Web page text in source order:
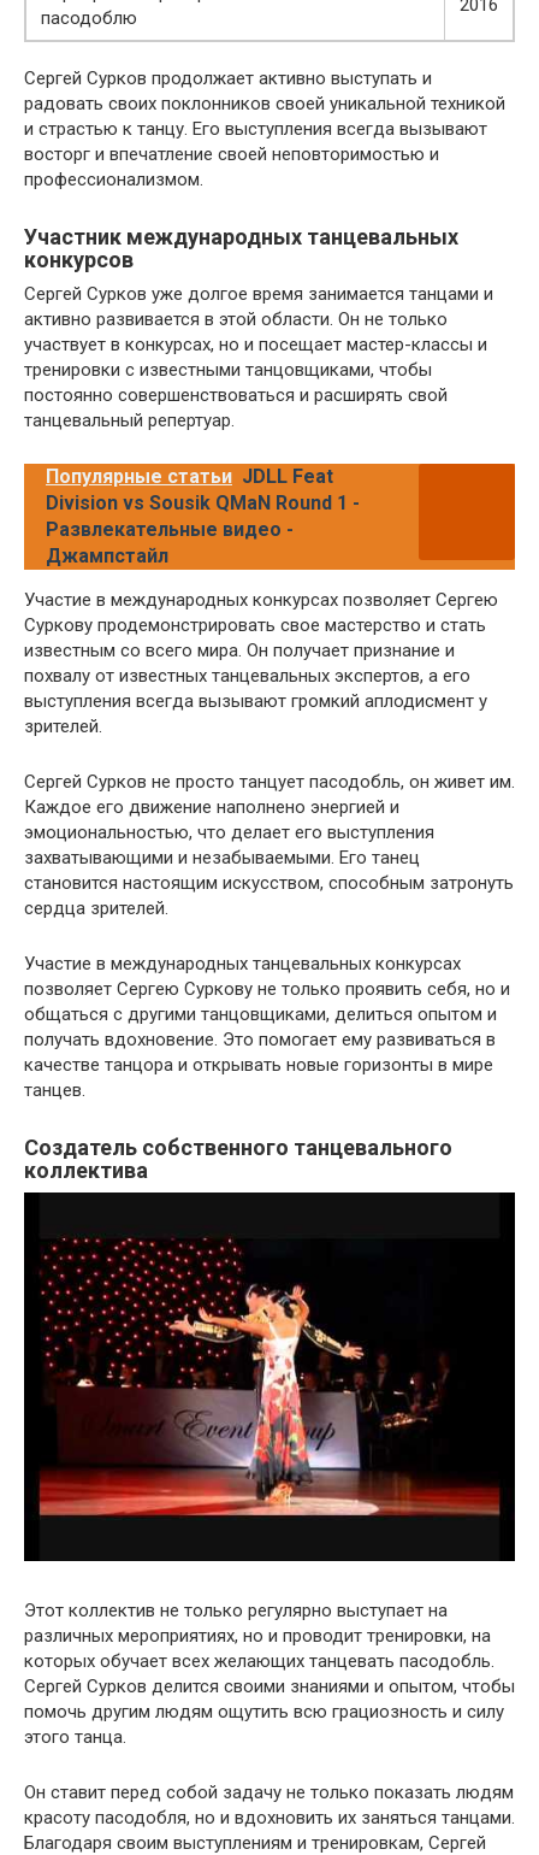
пасодоблю
2016
Сергей Сурков продолжает активно выступать и
радовать своих поклонников своей уникальной техникой
и страстью к танцу. Его выступления всегда вызывают
восторг и впечатление своей неповторимостью и
профессионализмом.
Участник международных танцевальных
конкурсов
Сергей Сурков уже долгое время занимается танцами и
активно развивается в этой области. Он не только
участвует в конкурсах, но и посещает мастер-классы и
тренировки с известными танцовщиками, чтобы
постоянно совершенствоваться и расширять свой
танцевальный репертуар.
Популярные статьи JDLL Feat
Division vs Sousik QMaN Round 1 -
Развлекательные видео -
Джампстайл
Участие в международных конкурсах позволяет Сергею
Суркову продемонстрировать свое мастерство и стать
известным со всего мира. Он получает признание и
похвалу от известных танцевальных экспертов, а его
выступления всегда вызывают громкий аплодисмент у
зрителей.
Сергей Сурков не просто танцует пасодобль, он живет им.
Каждое его движение наполнено энергией и
эмоциональностью, что делает его выступления
захватывающими и незабываемыми. Его танец
становится настоящим искусством, способным затронуть
сердца зрителей.
Участие в международных танцевальных конкурсах
позволяет Сергею Суркову не только проявить себя, но и
общаться с другими танцовщиками, делиться опытом и
получать вдохновение. Это помогает ему развиваться в
качестве танцора и открывать новые горизонты в мире
танцев.
Создатель собственного танцевального
коллектива
Этот коллектив не только регулярно выступает на
различных мероприятиях, но и проводит тренировки, на
которых обучает всех желающих танцевать пасодобль.
Сергей Сурков делится своими знаниями и опытом, чтобы
помочь другим людям ощутить всю грациозность и силу
этого танца.
Он ставит перед собой задачу не только показать людям
красоту пасодобля, но и вдохновить их заняться танцами.
Благодаря своим выступлениям и тренировкам, Сергей